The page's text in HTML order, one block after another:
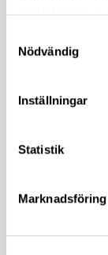
Nödvändig
Inställningar
Statistik
Marknadsföring
därmed
För mer